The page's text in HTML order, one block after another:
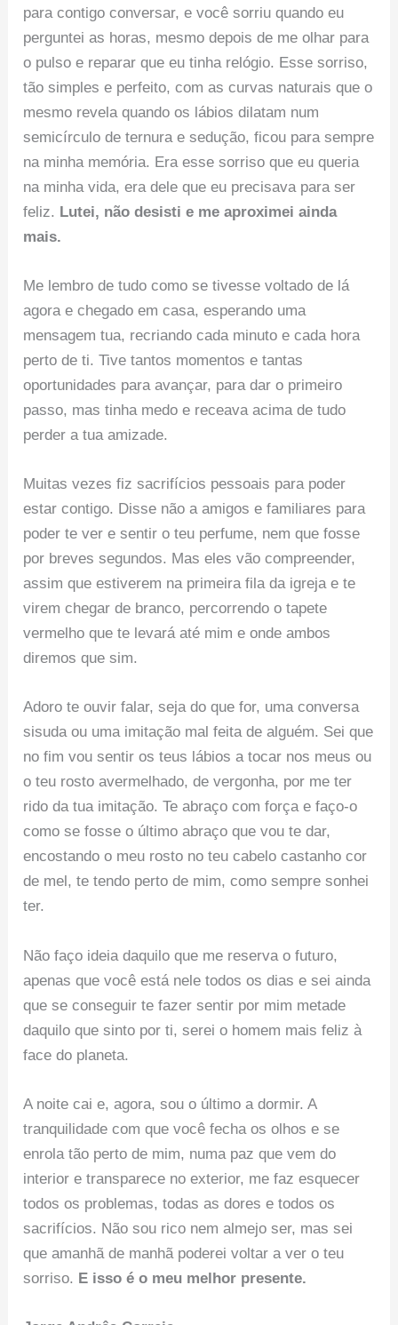
para contigo conversar, e você sorriu quando eu
perguntei as horas, mesmo depois de me olhar para
o pulso e reparar que eu tinha relógio. Esse sorriso,
tão simples e perfeito, com as curvas naturais que o
mesmo revela quando os lábios dilatam num
semicírculo de ternura e sedução, ficou para sempre
na minha memória. Era esse sorriso que eu queria
na minha vida, era dele que eu precisava para ser
feliz. Lutei, não desisti e me aproximei ainda
mais.
Me lembro de tudo como se tivesse voltado de lá
agora e chegado em casa, esperando uma
mensagem tua, recriando cada minuto e cada hora
perto de ti. Tive tantos momentos e tantas
oportunidades para avançar, para dar o primeiro
passo, mas tinha medo e receava acima de tudo
perder a tua amizade.
Muitas vezes fiz sacrifícios pessoais para poder
estar contigo. Disse não a amigos e familiares para
poder te ver e sentir o teu perfume, nem que fosse
por breves segundos. Mas eles vão compreender,
assim que estiverem na primeira fila da igreja e te
virem chegar de branco, percorrendo o tapete
vermelho que te levará até mim e onde ambos
diremos que sim.
Adoro te ouvir falar, seja do que for, uma conversa
sisuda ou uma imitação mal feita de alguém. Sei que
no fim vou sentir os teus lábios a tocar nos meus ou
o teu rosto avermelhado, de vergonha, por me ter
rido da tua imitação. Te abraço com força e faço-o
como se fosse o último abraço que vou te dar,
encostando o meu rosto no teu cabelo castanho cor
de mel, te tendo perto de mim, como sempre sonhei
ter.
Não faço ideia daquilo que me reserva o futuro,
apenas que você está nele todos os dias e sei ainda
que se conseguir te fazer sentir por mim metade
daquilo que sinto por ti, serei o homem mais feliz à
face do planeta.
A noite cai e, agora, sou o último a dormir. A
tranquilidade com que você fecha os olhos e se
enrola tão perto de mim, numa paz que vem do
interior e transparece no exterior, me faz esquecer
todos os problemas, todas as dores e todos os
sacrifícios. Não sou rico nem almejo ser, mas sei
que amanhã de manhã poderei voltar a ver o teu
sorriso. E isso é o meu melhor presente.